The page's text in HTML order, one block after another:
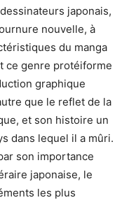
japonais,
nouvelle, à
du manga
ce genre protéiforme
graphique
que le reflet de la
et son histoire un
dans lequel il a mûri.
son importance
japonaise, le
les plus